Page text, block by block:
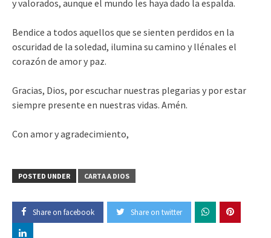
y valorados, aunque el mundo les haya dado la espalda.
Bendice a todos aquellos que se sienten perdidos en la
oscuridad de la soledad, ilumina su camino y llénales el
corazón de amor y paz.
Gracias, Dios, por escuchar nuestras plegarias y por estar
siempre presente en nuestras vidas. Amén.
Con amor y agradecimiento,
POSTED UNDER CARTA A DIOS
Share on facebook Share on twitter